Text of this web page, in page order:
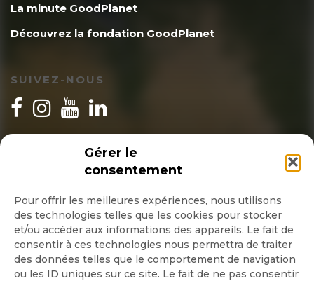
Gérer le
consentement
Pour offrir les meilleures expériences, nous utilisons
des technologies telles que les cookies pour stocker
et/ou accéder aux informations des appareils. Le fait de
consentir à ces technologies nous permettra de traiter
des données telles que le comportement de navigation
ou les ID uniques sur ce site. Le fait de ne pas consentir
La minute GoodPlanet
Découvrez la fondation GoodPlanet
SUIVEZ-NOUS
INSCRIPTION NEWSLETTER
Quotidienne
Hebdo